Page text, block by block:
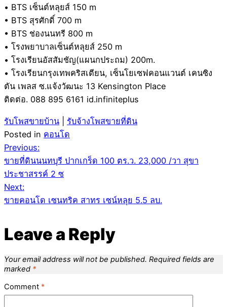
• BTS เซ็นต์หลุยส์ 150 m
• BTS สุรศักดิ์ 700 m
• BTS ช่องนนทรี 800 m
• โรงพยาบาลเซ็นต์หลุยส์ 250 m
• โรงเรียนอัสสัมชัญ(แผนกประถม) 200m.
• โรงเรียนกรุงเทพคริสเตียน, เซ็นโยเซฟคอนแวนต์ เคนซิง
ตัน เพลส ซ.แจ้งวัฒนะ 13 Kensington Place
ติดต่อ. 088 895 6161 id.infiniteplus
รับโพสขายบ้าน
รับจ้างโพสขายที่ดิน
Posted in คอนโด
Post
navigation
Previous:
ขายที่ดินนนทบุรี ปากเกร็ด 100 ตร.ว. 23,000 /วา สุขา
ประชาสรรค์ 2 ซ
Next:
ขายคอนโด เซนทริค สาทร เซน์หลุย 5.5 ลบ.
Leave a Reply
Your email address will not be published. Required fields are
marked *
Comment *